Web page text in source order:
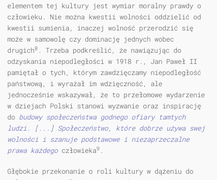
elementem tej kultury jest wymiar moralny prawdy o
człowieku. Nie można kwestii wolności oddzielić od
kwestii sumienia, inaczej wolność przerodzić się
może w samowolę czy dominację jednych wobec
drugich8 . Trzeba podkreślić, że nawiązując do
odzyskania niepodle­głości w 1918 r., Jan Paweł II
pamiętał o tych, którym zawdzięczamy niepodległość
państwową, i wyrażał im wdzięczność, ale
jednocześnie wskazywał, że to przełomowe wydarzenie
w dziejach Polski stanowi wyzwanie oraz inspirację
do budowy społeczeństwa godnego ofiary tamtych
ludzi. [...] Społeczeństwo, które dobrze używa swej
wolności i szanuje podstawowe i niezaprzeczalne
prawa każdego człowieka9 .
Głębokie przekonanie o roli kultury w dążeniu do